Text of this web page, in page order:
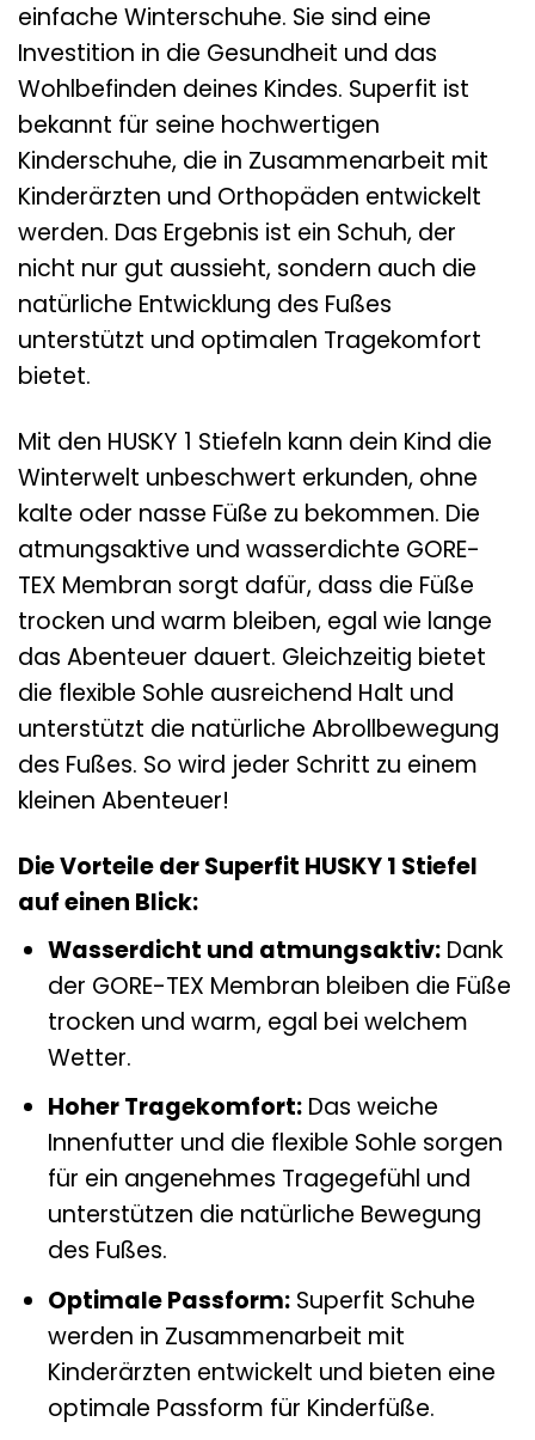
einfache Winterschuhe. Sie sind eine
Investition in die Gesundheit und das
Wohlbefinden deines Kindes. Superfit ist
bekannt für seine hochwertigen
Kinderschuhe, die in Zusammenarbeit mit
Kinderärzten und Orthopäden entwickelt
werden. Das Ergebnis ist ein Schuh, der
nicht nur gut aussieht, sondern auch die
natürliche Entwicklung des Fußes
unterstützt und optimalen Tragekomfort
bietet.
Mit den HUSKY 1 Stiefeln kann dein Kind die
Winterwelt unbeschwert erkunden, ohne
kalte oder nasse Füße zu bekommen. Die
atmungsaktive und wasserdichte GORE-
TEX Membran sorgt dafür, dass die Füße
trocken und warm bleiben, egal wie lange
das Abenteuer dauert. Gleichzeitig bietet
die flexible Sohle ausreichend Halt und
unterstützt die natürliche Abrollbewegung
des Fußes. So wird jeder Schritt zu einem
kleinen Abenteuer!
Die Vorteile der Superfit HUSKY 1 Stiefel
auf einen Blick:
Wasserdicht und atmungsaktiv:Dank
der GORE-TEX Membran bleiben die Füße
trocken und warm, egal bei welchem
Wetter.
Hoher Tragekomfort:Das weiche
Innenfutter und die flexible Sohle sorgen
für ein angenehmes Tragegefühl und
unterstützen die natürliche Bewegung
des Fußes.
Optimale Passform:Superfit Schuhe
werden in Zusammenarbeit mit
Kinderärzten entwickelt und bieten eine
optimale Passform für Kinderfüße.